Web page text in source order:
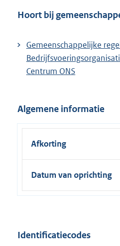
i
:
Hoort bij
Gemeenschappelijke
Centrum ONS
Algemene informatie
Afkorting
Datum van oprichting
Identificatiecodes